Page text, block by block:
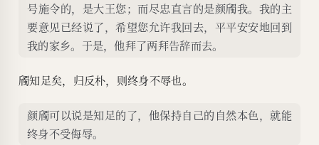
号施令的，是大王您；而尽忠直言的是颜斶我。我的主
要意见已经说了，希望您允许我回去，平平安安地回到
我的家乡。于是，他拜了两拜告辞而去。
斶知足矣，归反朴，则终身不辱也。
颜斶可以说是知足的了，他保持自己的自然本色，就能
终身不受侮辱。